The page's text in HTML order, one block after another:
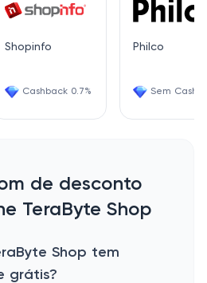
Shopinfo
Cashback 0.7%
Philco
Sem
de desconto
TeraByte Shop
Shop tem
grátis?